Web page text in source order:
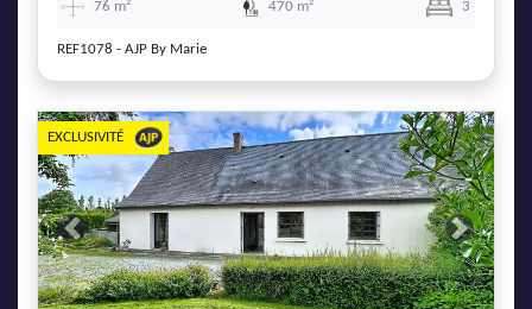
76 m² 470 m² 3
REF1078 - AJP By Marie
Previous Next
EXCLUSIVITÉ